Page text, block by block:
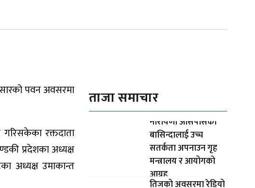
पवन अवसरमा
रक्तदाता
प्रदेशका अध्यक्ष
अध्यक्ष उमाकान्त
ताजा समाचार
नारायणी आसपासका
बासिन्दालाई उच्च
सतर्कता अपनाउन गृह
मन्त्रालय र आयोगको
आग्रह
तिजको अवसरमा रेडियो